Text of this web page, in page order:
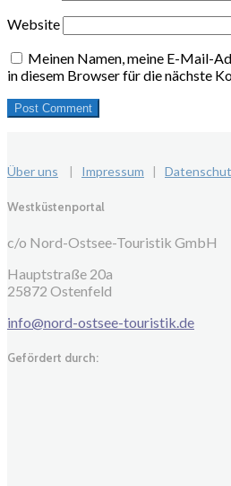
Website
Meinen Namen, meine E-Mail-
in diesem Browser für die nächste
Über uns | Impressum |
Westküstenportal
c/o Nord-Ostsee-Touristik GmbH
Hauptstraße 20a
25872 Ostenfeld
info@nord-ostsee-touristik.de
Gefördert durch: